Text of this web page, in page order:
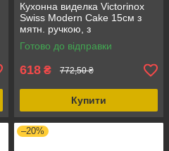
Кухонна виделка Victorinox
Swiss Modern Cake 15см з
мятн. ручкою, з
висококласної неіржавної
сталі, для десертів
Готово до відправки
618 ₴ 772,50 ₴
Купити
–20%